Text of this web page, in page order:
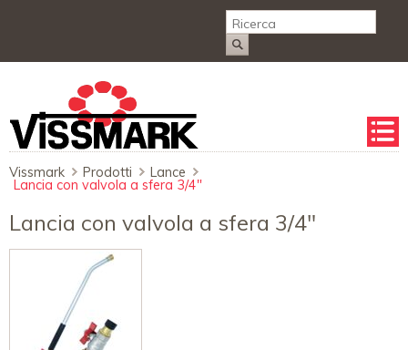
Salta
la
Vissmark Prodotti Lance
Lancia con valvola a sfera 3/4"
Lancia con valvola a sfera 3/4"